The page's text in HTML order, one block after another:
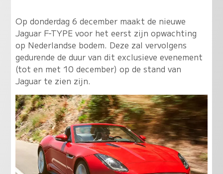
Op donderdag 6 december maakt de nieuwe
Jaguar F-TYPE voor het eerst zijn opwachting
op Nederlandse bodem. Deze zal vervolgens
gedurende de duur van dit exclusieve evenement
(tot en met 10 december) op de stand van
Jaguar te zien zijn.